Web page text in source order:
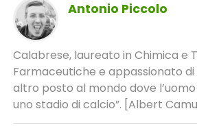
Antonio Piccolo
Calabrese, laureato in Chimica e
Farmaceutiche e appassionato di
altro posto al mondo dove
uno stadio di calcio”. [Albert